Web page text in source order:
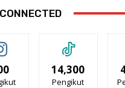
14,300
Pengikut